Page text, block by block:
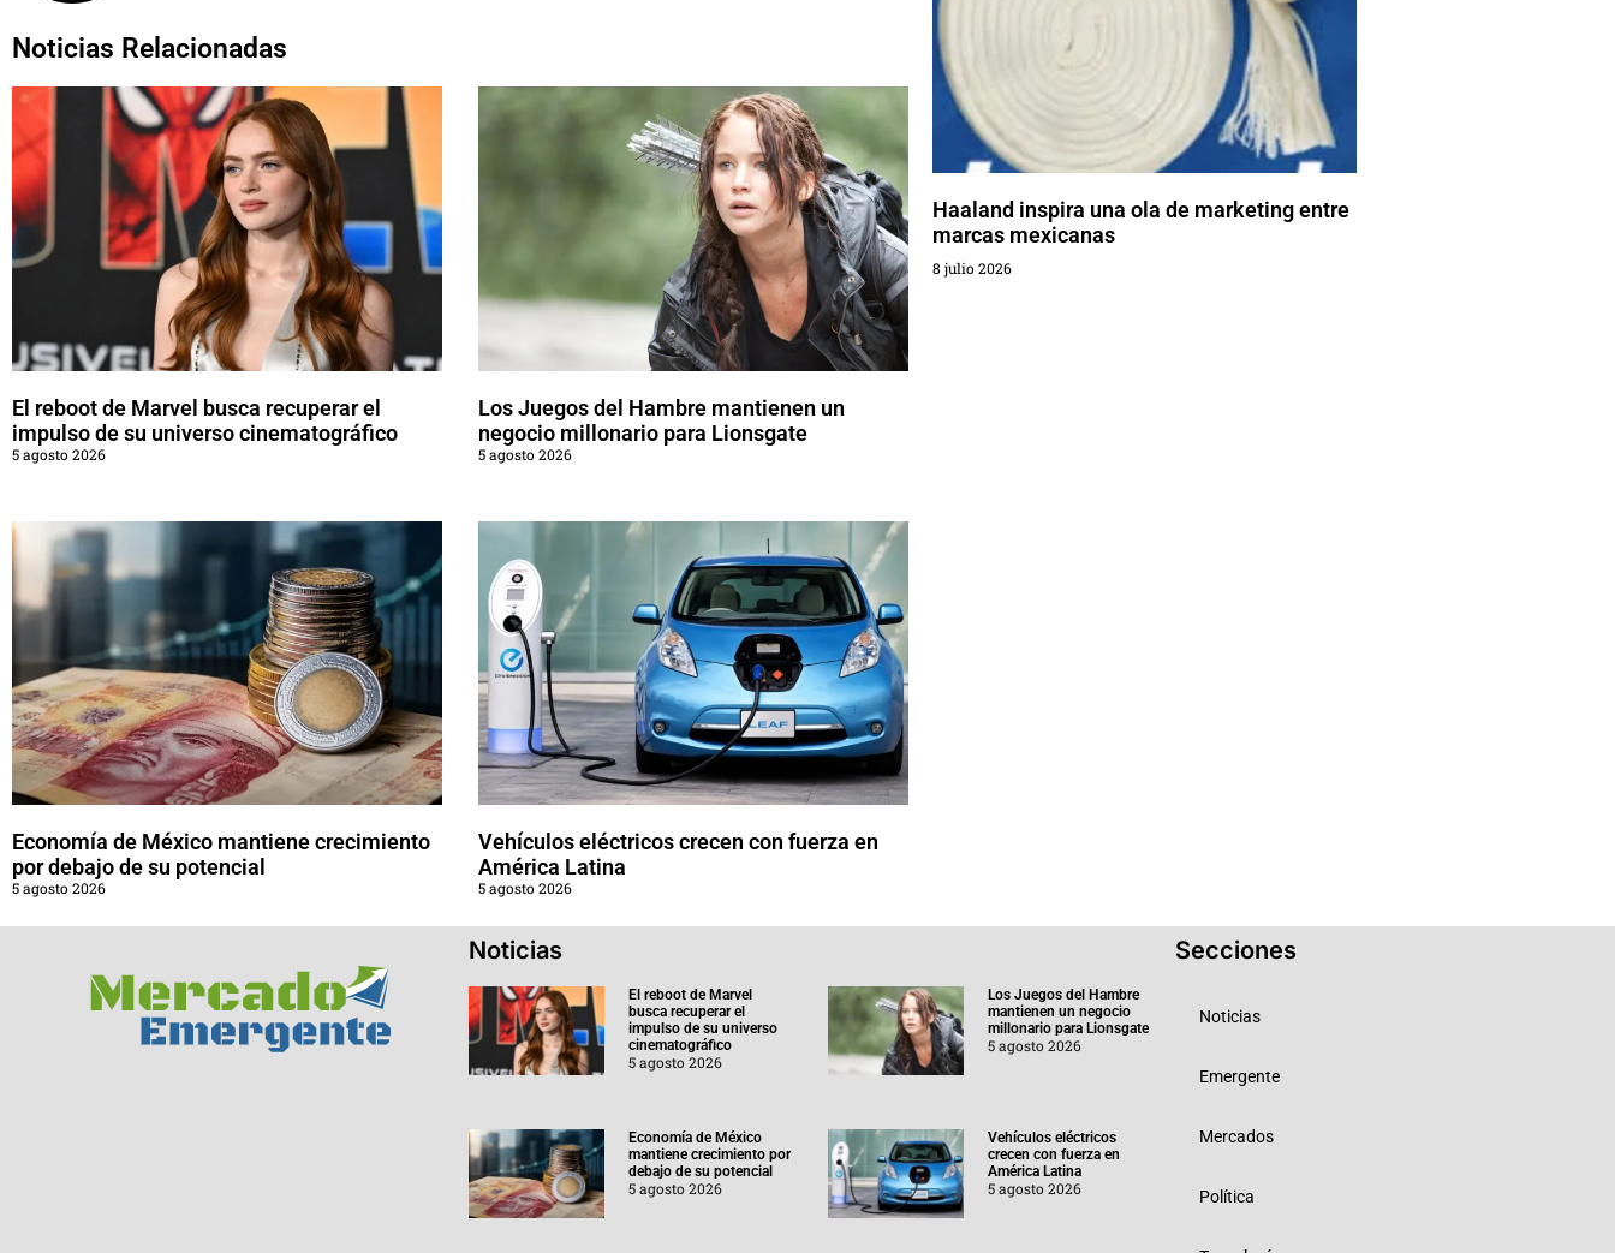
Noticias Relacionadas
El reboot de Marvel busca recuperar el
impulso de su universo cinematográfico
5 agosto 2026
Los Juegos del Hambre mantienen un
negocio millonario para Lionsgate
5 agosto 2026
Economía de México mantiene crecimiento
por debajo de su potencial
5 agosto 2026
Vehículos eléctricos crecen con fuerza en
América Latina
5 agosto 2026
Haaland inspira una ola de marketing entre
marcas mexicanas
8 julio 2026
Noticias
El reboot de Marvel
busca recuperar el
impulso de su universo
cinematográfico
5 agosto 2026
Los Juegos del Hambre
mantienen un negocio
millonario para Lionsgate
5 agosto 2026
Economía de México
mantiene crecimiento por
debajo de su potencial
5 agosto 2026
Vehículos eléctricos
crecen con fuerza en
América Latina
5 agosto 2026
Secciones
Noticias
Emergente
Mercados
Política